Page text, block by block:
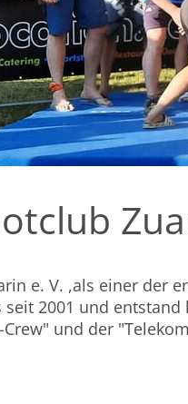
e. V. ,als einer der
2001 und
und der